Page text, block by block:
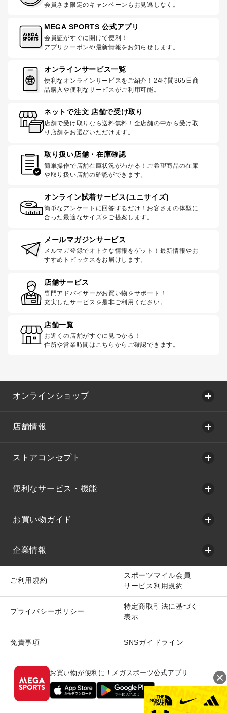
会員さま限定のキャンペーンもお見逃しなく。
MEGA SPORTS 公式アプリ
会員証がすぐに開けて便利！
アプリクーポンや最新情報をお知らせします。
オンラインサービス一覧
便利なオンラインサービスをご紹介！24時間365日商
品購入や便利なサービスがご利用可能。
ネットで注文 店舗で受け取り
店舗で受け取りなら送料無料！全店舗の中から受け取
り店舗をお選びいただけます。
取り扱い店舗・在庫確認
簡単操作で店舗在庫状況がわかる！ご希望商品の在庫
や取り扱い店舗の確認ができます。
オンライン試着サービス(ユニサイズ)
簡単なアンケートに回答するだけ！お客さまの体型に
合った最適なサイズをご提案します。
メールマガジンサービス
メルマガ登録でオトクな情報をゲット！最新情報やお
すすめトピックスをお届けします。
店舗サービス
専門アドバイザーがお買い物をサポート！
充実したサービスを是非ご利用ください。
店舗一覧
お近くの店舗がすぐに見つかる！
住所や営業時間はこちらからご確認できます。
オンラインショップ
店舗情報
ストアコンセプト
便利なサービス・機能
お買い物ガイド
企業情報
ご利用規約
スポーツマイル会員
サービス利用規約
プライバシーポリシー
特定商取引法に基づく
表示
免責事項 SNSガイドライン
お買い物が便利に！メガスポーツ公式アプリ